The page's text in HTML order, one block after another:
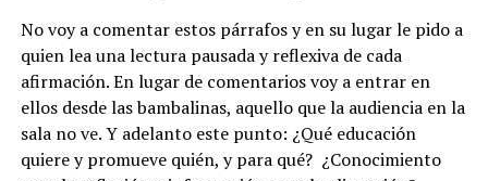
No voy a comentar estos párrafos y en su lugar le pido a
quien lea una lectura pausada y reflexiva de cada
afirmación. En lugar de comentarios voy a entrar en
ellos desde las bambalinas, aquello que la audiencia en la
sala no ve. Y adelanto este punto: ¿Qué educación
quiere y promueve quién, y para qué? ¿Conocimiento